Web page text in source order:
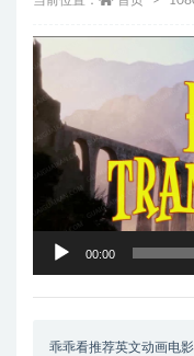
视
频
播
器
00:00
乖乖看推荐英文动画电